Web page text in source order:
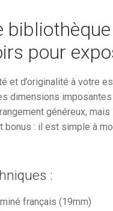
pour
et d’originalité à votre
dimensions
généreux,
bonus : il est simple à
:
français (19mm)